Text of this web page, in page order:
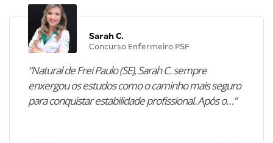
Sarah C.
Concurso Enfermeiro PSF
“Natural de Frei Paulo (SE), Sarah C. sempre
enxergou os estudos como o caminho mais seguro
para conquistar estabilidade profissional. Após o…”